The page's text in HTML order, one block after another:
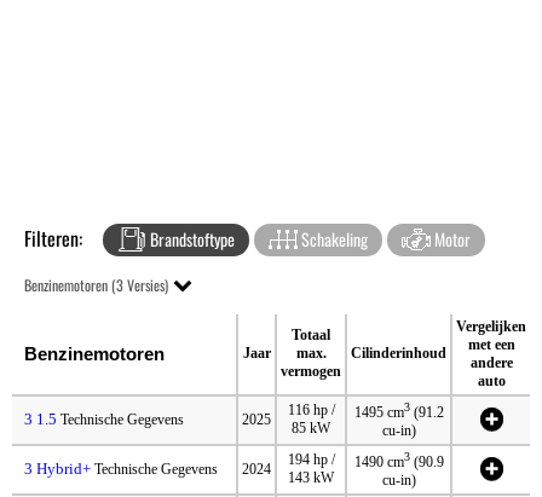
Filteren: Brandstoftype Schakeling Motor
Benzinemotoren (3 Versies)
Benzinemotoren Jaar
Totaal
max.
vermogen
Cilinderinhoud
Vergelijken
met een
andere
auto
3 1.5 Technische Gegevens 2025
116 hp /
85 kW
1495 cm3(91.2
cu-in)
3 Hybrid+ Technische Gegevens 2024
194 hp /
143 kW
1490 cm3(90.9
cu-in)